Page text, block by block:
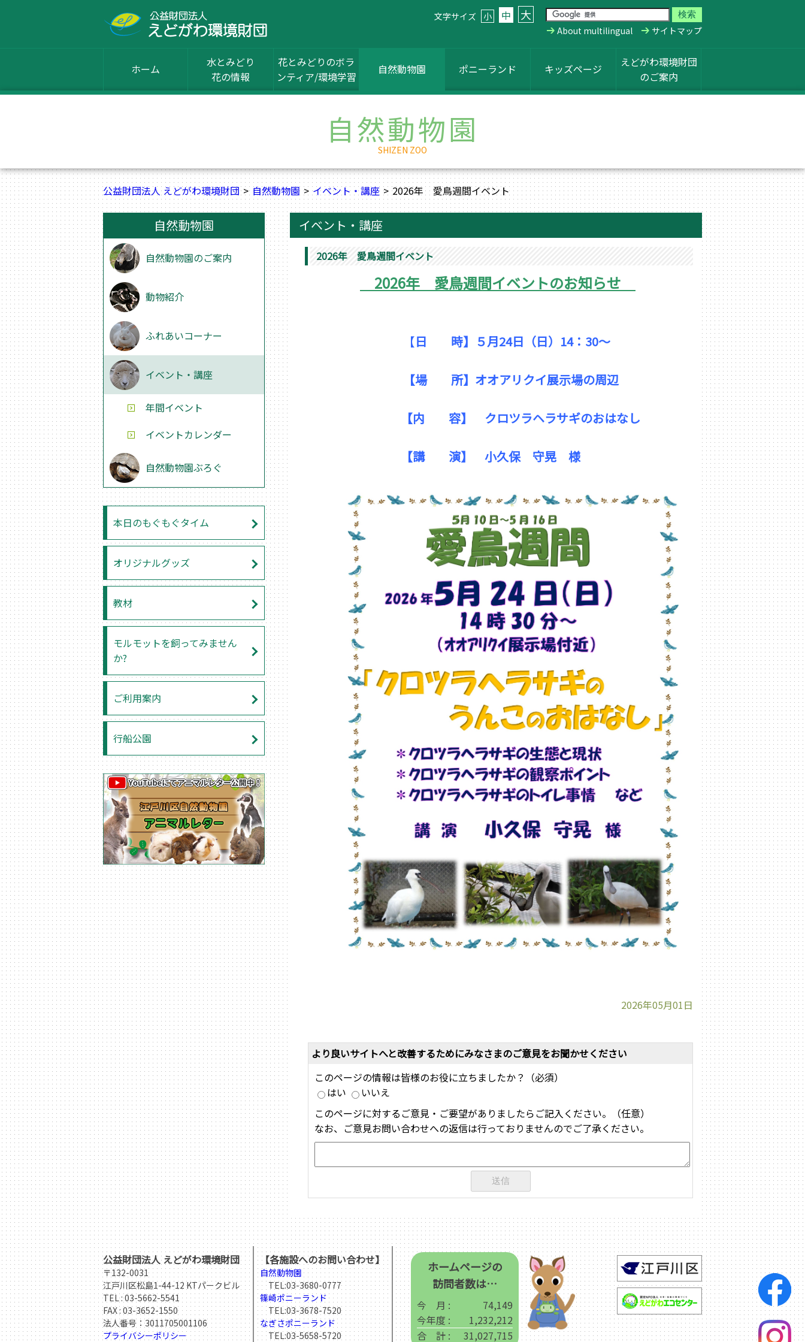
文字サイズ 小 中 大
About multilingual サイトマップ
ホーム
水とみどり
花の情報
花とみどりのボラ
ンティア/環境学習
自然動物園 ポニーランド キッズページ
えどがわ環境財団
のご案内
自然動物園
SHIZEN ZOO
公益財団法人 えどがわ環境財団 自然動物園 イベント・講座 2026年 愛鳥週間イベント
イベント・講座
2026年 愛鳥週間イベント
2026年 愛鳥週間イベントのお知らせ
【日 時】５月24日（日）14：30～
【場 所】オオアリクイ展示場の周辺
【内 容】 クロツラヘラサギのおはなし
【講 演】 小久保 守晃 様
2026年05月01日
より良いサイトへと改善するためにみなさまのご意見をお聞かせください
このページの情報は皆様のお役に立ちましたか？（必須）
はい
いいえ
このページに対するご意見・ご要望がありましたらご記入ください。（任意）
なお、ご意見お問い合わせへの返信は行っておりませんのでご了承ください。
自然動物園
自然動物園のご案内
動物紹介
ふれあいコーナー
イベント・講座
年間イベント
イベントカレンダー
自然動物園ぶろぐ
本日のもぐもぐタイム
オリジナルグッズ
教材
モルモットを飼ってみません
か?
ご利用案内
行船公園
公益財団法人 えどがわ環境財団
〒132-0031
江戸川区松島1-44-12 KTパークビル
TEL :03-5662-5541
FAX : 03-3652-1550
法人番号：3011705001106
プライバシーポリシー
【各施設へのお問い合わせ】
自然動物園
TEL:03-3680-0777
篠崎ポニーランド
TEL:03-3678-7520
なぎさポニーランド
TEL:03-5658-5720
ホームページの
訪問者数は…
今 月 :
74,149
今年度 :
1,232,212
合 計 :
31,027,715